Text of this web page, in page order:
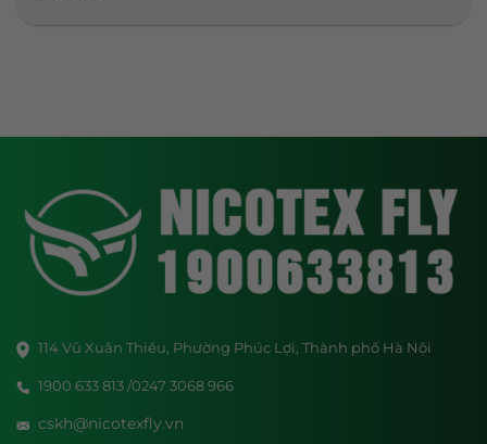
114 Vũ Xuân Thiều, Phường Phúc Lợi, Thành phố Hà Nội
1900 633 813 /0247 3068 966
cskh@nicotexfly.vn